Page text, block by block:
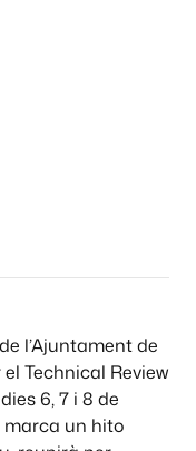
l’Ajuntament de
Technical Review
6, 7 i 8 de
marca un hito